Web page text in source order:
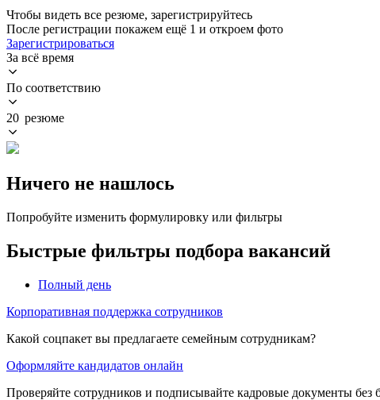
Чтобы видеть все резюме, зарегистрируйтесь
После регистрации покажем ещё 1 и откроем фото
Зарегистрироваться
За всё время
По соответствию
20 резюме
Ничего не нашлось
Попробуйте изменить формулировку или фильтры
Быстрые фильтры подбора вакансий
Полный день
Корпоративная поддержка сотрудников
Какой соцпакет вы предлагаете семейным сотрудникам?
Оформляйте кандидатов онлайн
Проверяйте сотрудников и подписывайте кадровые документы без